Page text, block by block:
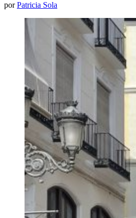
por Patricia Sola